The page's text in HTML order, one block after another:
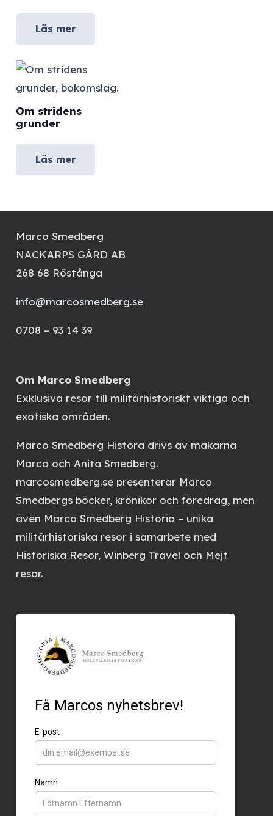
Läs mer
Om stridens
grunder
Läs mer
Marco Smedberg
NACKARPS GÅRD AB
268 68 Röstånga
info@marcosmedberg.se
0708 – 93 14 39
Om Marco Smedberg
Exklusiva resor till militärhistoriskt viktiga och
exotiska områden.
Marco Smedberg Histora drivs av makarna
Marco och Anita Smedberg.
marcosmedberg.sepresenterar Marco
Smedbergs böcker, krönikor och föredrag, men
även Marco Smedberg Historia – unika
militärhistoriska resor i samarbete med
Historiska Resor, Winberg Travel och Mejt
resor.